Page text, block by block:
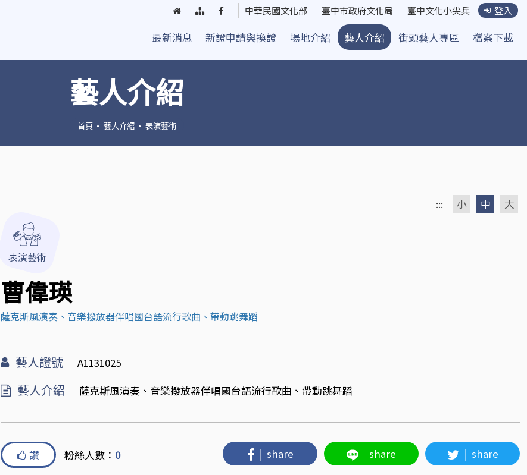
回
頁
網
導
覽
臺
街
頭
中華民國文化部 臺中市政府文化局 臺中文化小尖兵 登入
最新消息 新證申請與換證 場地介紹 藝人介紹 街頭藝人專區
檔案下載
藝人介紹
首頁 藝人介紹 表演藝術
::: 小 中 大
表演藝術
曹偉瑛
薩克斯風演奏、音樂撥放器伴唱國台語流行歌曲、帶動跳舞蹈
藝人證號 A1131025
藝人介紹 薩克斯風演奏、音樂撥放器伴唱國台語流行歌曲、帶動跳舞蹈
讚 粉絲人數： 0 share share share